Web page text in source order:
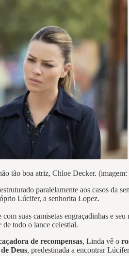
tão boa atriz, Chloe Decker.
paralelamente aos casos da
Lúcifer, a senhorita Lopez.
com suas camisetas engraçadinhas e
de todo o lance celestial.
de recompensas, Linda vê o
Deus, predestinada a encontrar